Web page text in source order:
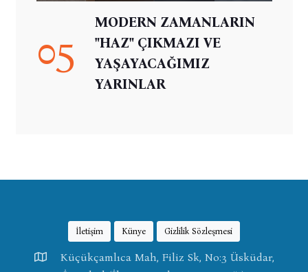
05
MODERN ZAMANLARIN
"HAZ" ÇIKMAZI VE
YAŞAYACAĞIMIZ
YARINLAR
İletişim Künye Gizlilik Sözleşmesi
Küçükçamlıca Mah, Filiz Sk, No:3 Üsküdar,